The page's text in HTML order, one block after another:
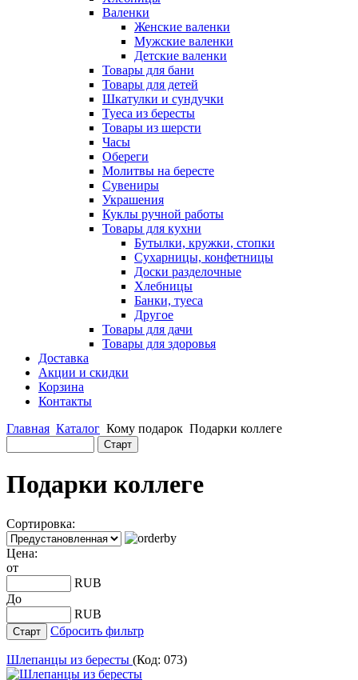
Валенки
Женские валенки
Мужские валенки
Детские валенки
Товары для бани
Товары для детей
Шкатулки и сундучки
Туеса из бересты
Товары из шерсти
Часы
Обереги
Молитвы на бересте
Сувениры
Украшения
Куклы ручной работы
Товары для кухни
Бутылки, кружки, стопки
Сухарницы, конфетницы
Доски разделочные
Хлебницы
Банки, туеса
Другое
Товары для дачи
Товары для здоровья
Доставка
Акции и скидки
Корзина
Контакты
Главная Каталог Кому подарок Подарки коллеге
Подарки коллеге
Сортировка:
Цена:
от
RUB
До
RUB
Сбросить фильтр
Шлепанцы из бересты (Код: 073)